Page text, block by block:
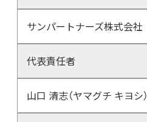
サンパートナーズ株式会社
代表責任者
山口 清志（ヤマグチ キヨシ）